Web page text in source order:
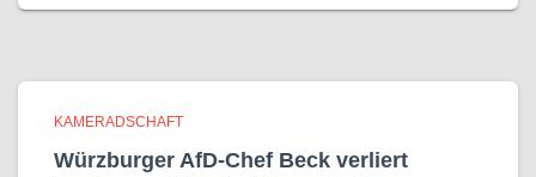
KAMERADSCHAFT
Würzburger AfD-Chef Beck verliert